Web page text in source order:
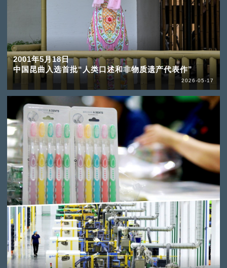
2001年5月18日
中国昆曲入选首批“人类口述和非物质遗产代表作”
2026-05-17